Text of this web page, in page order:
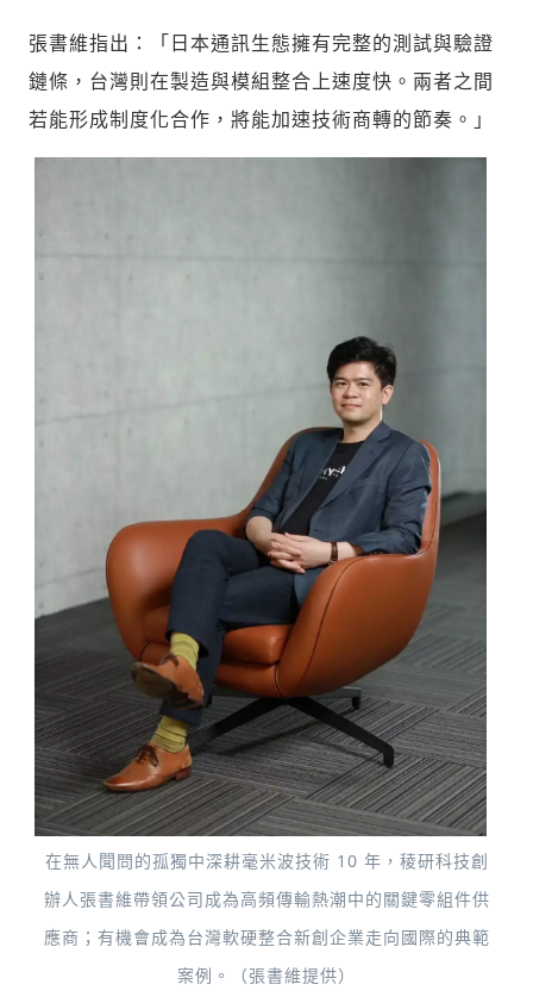
張書維指出：「日本通訊生態擁有完整的測試與驗證
鏈條，台灣則在製造與模組整合上速度快。兩者之間
若能形成制度化合作，將能加速技術商轉的節奏。」
在無人聞問的孤獨中深耕毫米波技術 10 年，稜研科技創
辦人張書維帶領公司成為高頻傳輸熱潮中的關鍵零組件供
應商；有機會成為台灣軟硬整合新創企業走向國際的典範
案例。（張書維提供）